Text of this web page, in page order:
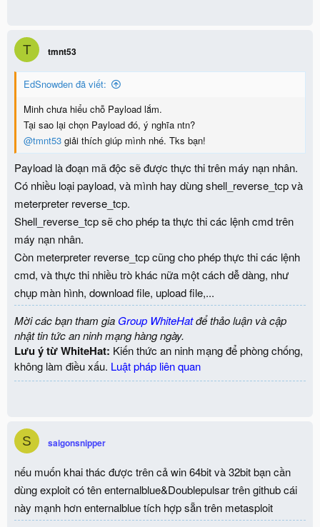
T tmnt53
EdSnowden đã viết:
Minh chưa hiểu chỗ Payload lắm.
Tại sao lại chọn Payload đó, ý nghĩa ntn?
@tmnt53 giải thích giúp mình nhé. Tks bạn!
Payload là đoạn mã độc sẽ được thực thi trên máy nạn nhân.
Có nhiều loại payload, và mình hay dùng shell_reverse_tcp và
meterpreter reverse_tcp.
Shell_reverse_tcp sẽ cho phép ta thực thi các lệnh cmd trên
máy nạn nhân.
Còn meterpreter reverse_tcp cũng cho phép thực thi các lệnh
cmd, và thực thi nhiều trò khác nữa một cách dễ dàng, như
chụp màn hình, download file, upload file,...
Mời các bạn tham gia Group WhiteHatđể thảo luận và cập
nhật tin tức an ninh mạng hàng ngày.
Lưu ý từ WhiteHat: Kiến thức an ninh mạng để phòng chống,
không làm điều xấu. Luật pháp liên quan
S saigonsnipper
nếu muốn khai thác được trên cả win 64bit và 32bit bạn cần
dùng exploit có tên enternalblue&Doublepulsar trên github cái
này mạnh hơn enternalblue tích hợp sẵn trên metasploit